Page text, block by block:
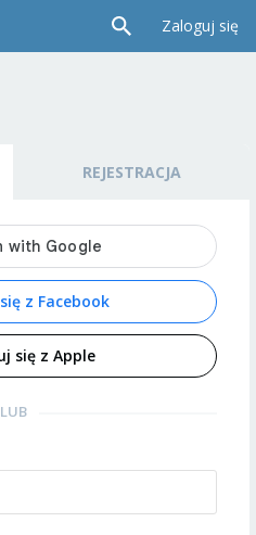
Zaloguj się
REJESTRACJA
z Facebook
się z Apple
LUB